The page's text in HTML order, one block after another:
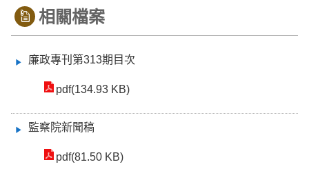
相關檔案
廉政專刊第313期目次
pdf(134.93 KB)
監察院新聞稿
pdf(81.50 KB)